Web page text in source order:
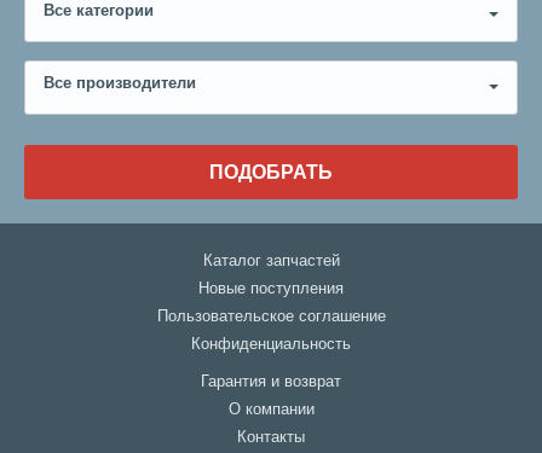
Все категории
Все производители
ПОДОБРАТЬ
Каталог запчастей
Новые поступления
Пользовательское соглашение
Конфиденциальность
Гарантия и возврат
О компании
Контакты